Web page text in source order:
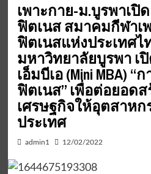
เพาะกาย-ม.บูรพาเปิ
ฟิตเนส สมาคมกีฬาเ
ฟิตเนสแห่งประเทศไ
มหาวิทยาลัยบูรพา เ
เอ็มบีเอ (Mini MBA)
ฟิตเนส” เพื่อต่อยอด
เศรษฐกิจให้อุตสาห
ประเทศ
admin1 12/02/2022